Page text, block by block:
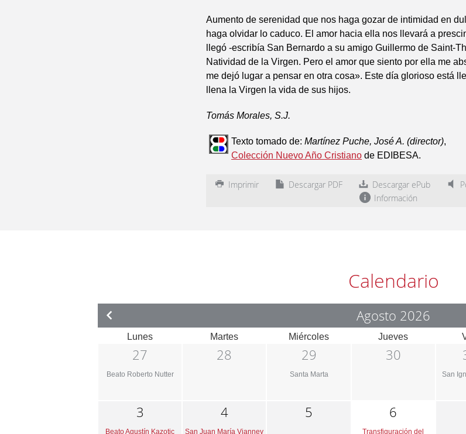
Aumento de serenidad que nos haga gozar de intimidad en
haga olvidar lo caduco. El amor hacia ella nos llevará a
llegó -escribía San Bernardo a su amigo Guillermo de Saint-
Natividad de la Virgen. Pero el amor que siento por ella me
me dejó lugar a pensar en otra cosa». Este día glorioso está
llena la Virgen la vida de sus hijos.
Tomás Morales, S.J.
Texto tomado de: Martínez Puche, José A. (director),
Colección Nuevo Año Cristiano de EDIBESA.
Imprimir Descargar PDF Descargar ePub
Información
Calendario
Agosto 2026
Lunes Martes Miércoles Jueves
27
Beato Roberto Nutter
28 29
Santa Marta
30
San
3
Beato Agustín Kazotic
4
San Juan María Vianney
5 6
Transfiguración del